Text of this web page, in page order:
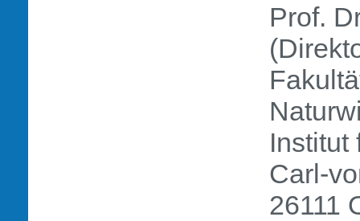
Prof.
Institut
Carl-
26111